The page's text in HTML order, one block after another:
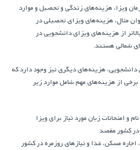
ویزا، هزینه‌های زندگی و تحصیل و موارد
مثال، هزینه‌های ویزای تحصیلی در
از هزینه‌های ویزای دانشجویی در
شمالی هستند.
دانشجویی، هزینه‌های دیگری نیز وجود دارد که
برخی از هزینه‌های مهم شامل موارد زیر
و امتحانات زبان مورد نیاز برای ویزا
در کشور مقصد
مسکن، غذا و نیازهای روزمره در کشور